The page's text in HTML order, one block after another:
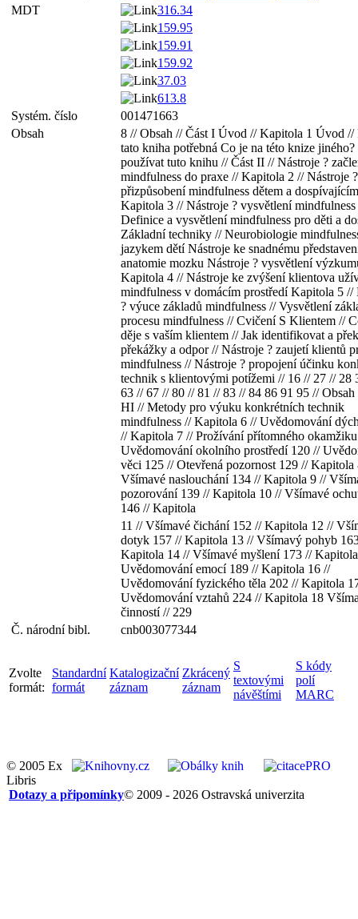
MDT
316.34
159.95
159.91
159.92
37.03
613.8
Systém. číslo
001471663
Obsah
8 // Obsah // Část I Úvod // Kapitola 1 Úvod //
tato kniha potřebná Co je na této knize jiného?
používat tuto knihu // Část II // Nástroje ?
mindfulness do praxe // Kapitola 2 // Nástroje ?
přizpůsobení mindfulness dětem a
Kapitola 3 // Nástroje ? vysvětlení mindfulness
Definice a vysvětlení mindfulness pro děti a
Základní techniky // Neurobiologie
jazykem dětí Nástroje ke snadnému
anatomie mozku Nástroje ? vysvětlení
Kapitola 4 // Nástroje ke zvýšení klientova
mindfulness v domácím prostředí Kapitola 5 //
? výuce základů mindfulness // Vysvětlení
procesu mindfulness // Cvičení S Klientem //
děje s vaším klientem // Jak identifikovat a
překážky a odpor // Nástroje ? zaujetí klientů
mindfulness // Nástroje ? propojení účinku
technik s klientovými potížemi // 16 // 27 // 28
63 // 67 // 80 // 81 // 83 // 84 86 91 95 // Obsah
HI // Metody pro výuku konkrétních technik
mindfulness // Kapitola 6 // Uvědomování
// Kapitola 7 // Prožívání přítomného
Uvědomování okolního prostředí 120 //
věci 125 // Otevřená pozornost 129 // Kapitola
Všímavé naslouchání 134 // Kapitola 9 //
pozorování 139 // Kapitola 10 // Všímavé
146 // Kapitola
11 // Všímavé čichání 152 // Kapitola 12 //
dotyk 157 // Kapitola 13 // Všímavý pohyb
Kapitola 14 // Všímavé myšlení 173 //
Uvědomování emocí 189 // Kapitola 16 //
Uvědomování fyzického těla 202 // Kapitola
Uvědomování vztahů 224 // Kapitola 18
činností // 229
Č. národní bibl.
cnb003077344
Zvolte
formát:
Standardní
formát
Katalogizační
záznam
Zkrácený
záznam
S
textovými
návěštími
S kódy
polí
MARC
© 2005 Ex
Libris
© 2009 - 2026 Ostravská univerzita
Dotazy a připomínky